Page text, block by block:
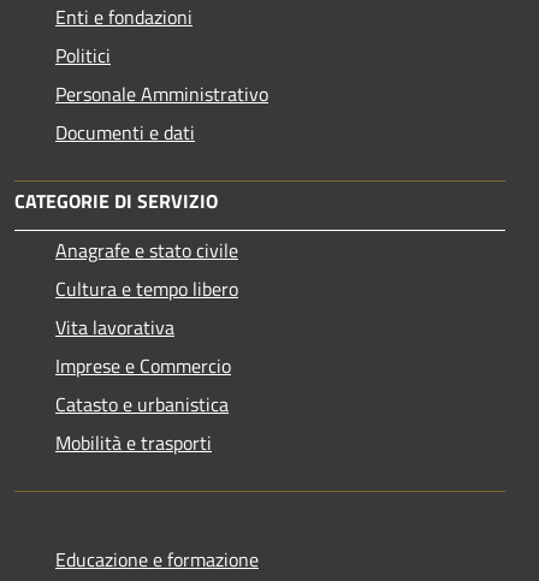
Enti e fondazioni
Politici
Personale Amministrativo
Documenti e dati
CATEGORIE DI SERVIZIO
Anagrafe e stato civile
Cultura e tempo libero
Vita lavorativa
Imprese e Commercio
Catasto e urbanistica
Mobilità e trasporti
Educazione e formazione